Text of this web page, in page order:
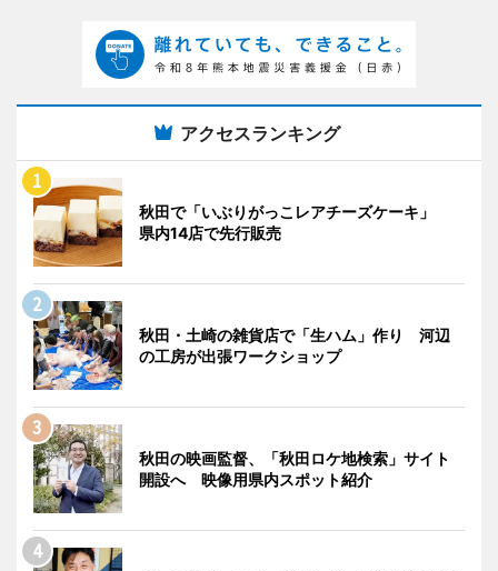
アクセスランキング
秋田で「いぶりがっこレアチーズケーキ」
県内14店で先行販売
秋田・土崎の雑貨店で「生ハム」作り 河辺
の工房が出張ワークショップ
秋田の映画監督、「秋田ロケ地検索」サイト
開設へ 映像用県内スポット紹介